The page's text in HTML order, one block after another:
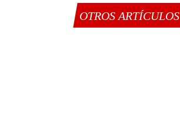
OTROS ARTÍCULOS